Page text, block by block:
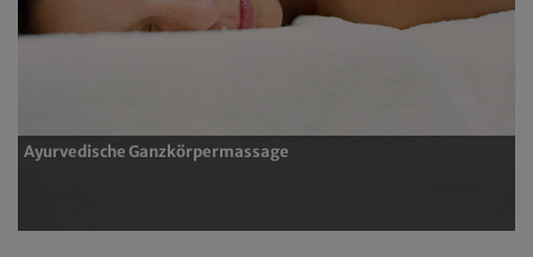
Ayurvedische Ganzkörpermassage